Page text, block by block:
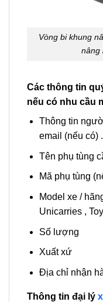
Vòng bi khung
nâng
Các thông tin
nếu có nhu cầu
Thông tin
email (nếu có) .
Tên phụ tùng
Mã phụ tùng
Model xe /
Unicarries ,
Số lượng
Xuất xứ
Địa chỉ nhận
Thông tin đại lý